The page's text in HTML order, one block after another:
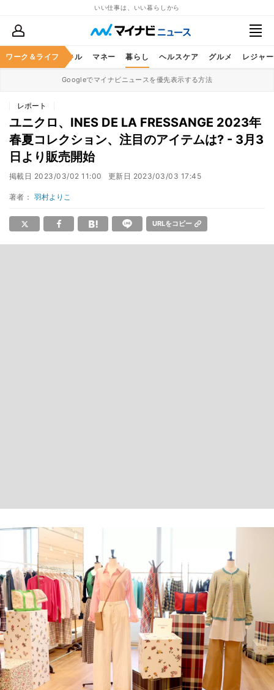
いい仕事は、いい暮らしから
ワーク＆ライフ
ア ビジネススキル マネー 暮らし ヘルスケア グルメ レジャー
Googleでマイナビニュースを優先表示する方法
レポート
ユニクロ、INES DE LA FRESSANGE 2023年
春夏コレクション、注目のアイテムは? - 3月3
日より販売開始
掲載日 2023/03/02 11:00 更新日 2023/03/03 17:45
著者： 羽村よりこ
URLをコピー